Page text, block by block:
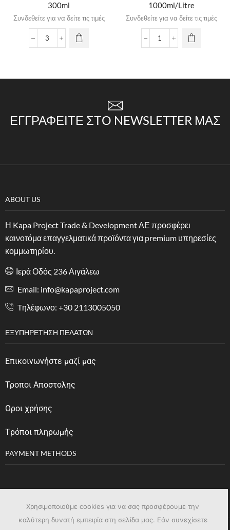
300ml
Συνδεθείτε για να δείτε τις τιμές
1000ml/Litre
Συνδεθείτε για να δείτε τις τιμές
ΕΓΓΡΑΦΕΊΤΕ ΣΤΟ NEWSLETTER ΜΑΣ
ABOUT US
Η Kapa Project Trade & Development ΑΕ προσφέρει
καινοτόμα επαγγελματικά προϊόντα για premium υπηρεσίες
κομμωτηρίου.
Ιερά Οδός 236 Αιγάλεω
Email: info@kapaproject.com
Tηλέφωνο: +30 2113005050
ΕΞΥΠΗΡΈΤΗΣΗ ΠΕΛΑΤΏΝ
Επικοινωνήστε μαζί μας
Τροποι Αποστολης
Οροι χρήσης
Tρόποι πληρωμής
PAYMENT METHODS
Χρησιμοποιούμε cookies για να σας προσφέρουμε την
καλύτερη δυνατή εμπειρία στη σελίδα μας. Εάν συνεχίσετε